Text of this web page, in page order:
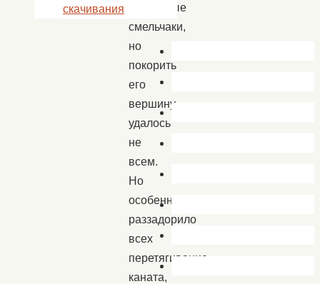
отчаянные
смельчаки,
но
покорить
его
вершину
удалось
не
всем.
Но
особенно
раззадорило
всех
перетягивание
каната,
скачивания